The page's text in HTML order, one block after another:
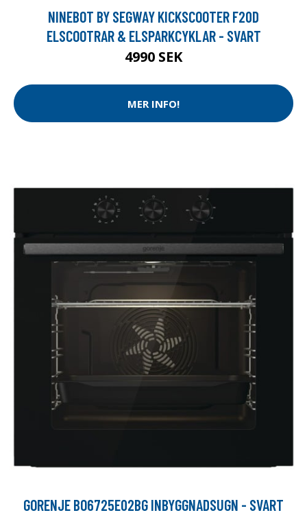
NINEBOT BY SEGWAY KICKSCOOTER F20D
ELSCOOTRAR & ELSPARKCYKLAR - SVART
4990 SEK
MER INFO!
GORENJE BO6725E02BG INBYGGNADSUGN - SVART